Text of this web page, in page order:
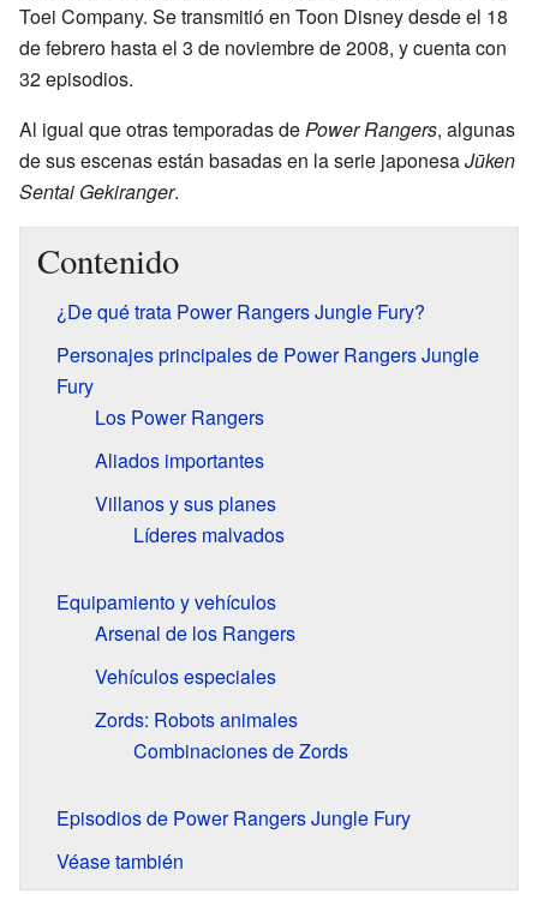
Toei Company. Se transmitió en Toon Disney desde el 18
de febrero hasta el 3 de noviembre de 2008, y cuenta con
32 episodios.
Al igual que otras temporadas dePower Rangers, algunas
de sus escenas están basadas en la serie japonesaJūken
Sentai Gekiranger.
Contenido
¿De qué trata Power Rangers Jungle Fury?
Personajes principales de Power Rangers Jungle
Fury
Los Power Rangers
Aliados importantes
Villanos y sus planes
Líderes malvados
Equipamiento y vehículos
Arsenal de los Rangers
Vehículos especiales
Zords: Robots animales
Combinaciones de Zords
Episodios de Power Rangers Jungle Fury
Véase también